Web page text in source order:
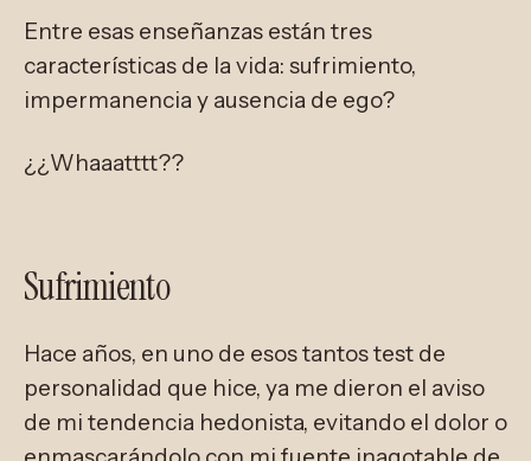
Entre esas enseñanzas están tres
características de la vida: sufrimiento,
impermanencia y ausencia de ego?
¿¿Whaaatttt??
Sufrimiento
Hace años, en uno de esos tantos test de
personalidad que hice, ya me dieron el aviso
de mi tendencia hedonista, evitando el dolor o